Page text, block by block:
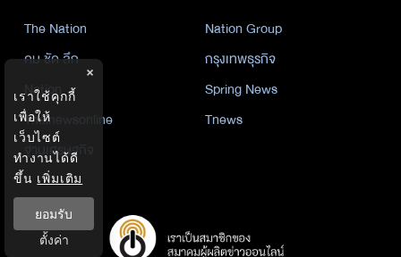
The Nation
Nation Group
คม ชัด ลึก
กรุงเทพธุรกิจ
Nation
Spring News
Thainewsonline
Tnews
ฐานเศรษฐกิจ
×
เราใช้คุกกี้
เพื่อให้
เว็บไซต์
ทำงานได้ดี
ขึ้น เพิ่มเติม
ยอมรับ
ตั้งค่า